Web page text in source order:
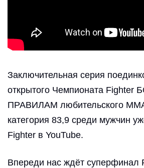
Заключительная серия
открытого Чемпионата Fighter
ПРАВИЛАМ любительского
категория 83,9 среди мужчин
Fighter в YouTube.
Впереди нас ждёт суперфинал